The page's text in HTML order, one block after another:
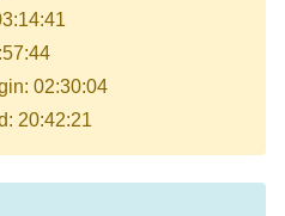
02:30:04
20:42:21